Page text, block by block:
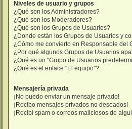
Niveles de usuario y grupos
¿Qué son los Administradores?
¿Qué son los Moderadores?
¿Qué son los Grupos de Usuarios?
¿Donde están los Grupos de Usuarios y
¿Cómo me convierto en Responsable del
¿Por qué algunos Grupos de Usuarios
¿Qué es un "Grupo de Usuarios
¿Qué es el enlace "El equipo"?
Mensajería privada
¡No puedo enviar un mensaje privado!
¡Recibo mensajes privados no deseados!
¡Recibí spam o correos maliciosos de